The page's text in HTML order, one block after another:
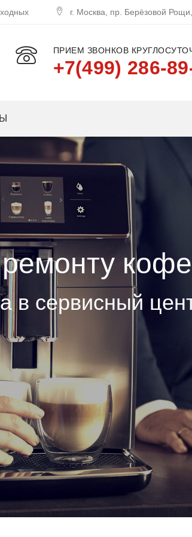
г. Москва, пр. Берёзовой
ПРИЕМ ЗВОНКОВ
+7(499) 286-
в сервисный